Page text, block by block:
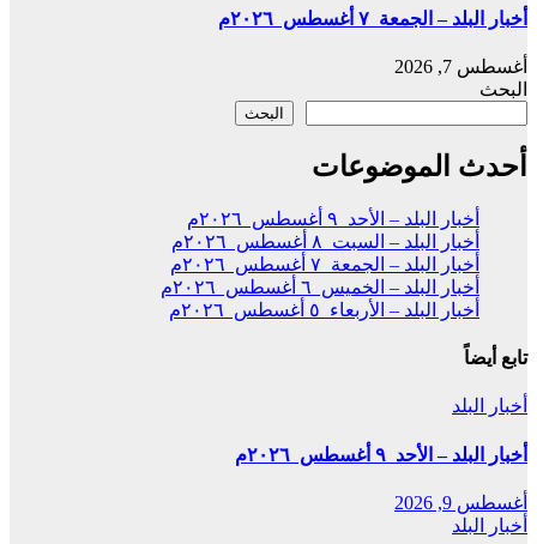
أخبار البلد – الجمعة ٧ أغسطس ٢٠٢٦م
أغسطس 7, 2026
البحث
البحث
أحدث الموضوعات
أخبار البلد – الأحد ٩ أغسطس ٢٠٢٦م
أخبار البلد – السبت ٨ أغسطس ٢٠٢٦م
أخبار البلد – الجمعة ٧ أغسطس ٢٠٢٦م
أخبار البلد – الخميس ٦ أغسطس ٢٠٢٦م
أخبار البلد – الأربعاء ٥ أغسطس ٢٠٢٦م
تابع أيضاً
أخبار البلد
أخبار البلد – الأحد ٩ أغسطس ٢٠٢٦م
أغسطس 9, 2026
أخبار البلد